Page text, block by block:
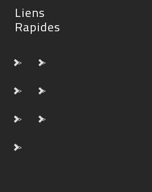
Liens
Rapides
"> ">
"> ">
"> ">
">